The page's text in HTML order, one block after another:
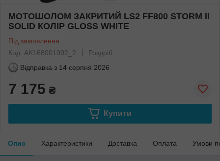
МОТОШОЛОМ ЗАКРИТИЙ LS2 FF800 STORM II
SOLID КОЛІР GLOSS WHITE
Під замовлення
Код: AK168001002_2
Роздріб
Відправка з 14 серпня 2026
7 175 ₴
Купити
Опис Характеристики Доставка Оплата Умови